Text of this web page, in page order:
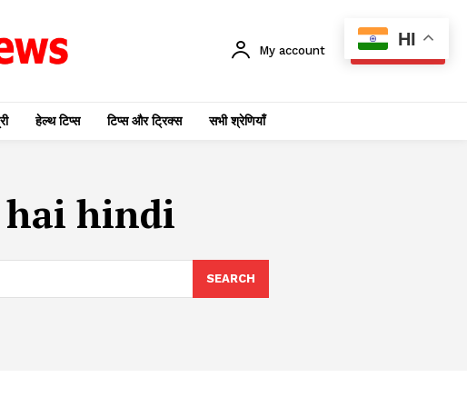
My account SUBSCRIBE
हेल्थ टिप्स टिप्स और ट्रिक्स सभी श्रेणियाँ
hai hindi
SEARCH
HI